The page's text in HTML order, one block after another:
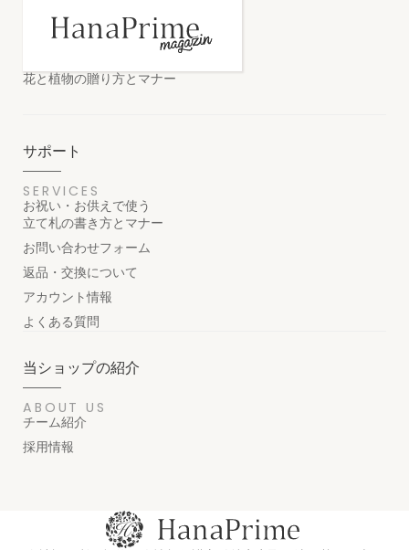
花と植物の贈り方とマナー
サポート
SERVICES
お祝い・お供えで使う
立て札の書き方とマナー
お問い合わせフォーム
返品・交換について
アカウント情報
よくある質問
当ショップの紹介
ABOUT US
チーム紹介
採用情報